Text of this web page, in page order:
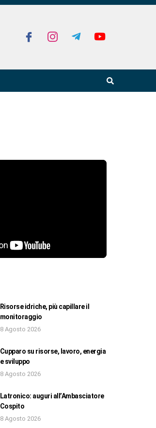
Risorse idriche, più capillare il
monitoraggio
8 Agosto 2026
Cupparo su risorse, lavoro, energia
e sviluppo
8 Agosto 2026
Latronico: auguri all’Ambasciatore
Cospito
8 Agosto 2026